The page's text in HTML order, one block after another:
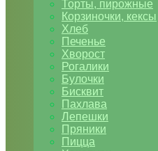
Торты, пирожные
Корзиночки, кексы
Хлеб
Печенье
Хворост
Рогалики
Булочки
Бисквит
Пахлава
Лепешки
Пряники
Пицца